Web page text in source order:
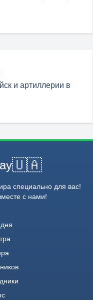
и артиллерии в
🇺🇦
специально для вас!
с нами!